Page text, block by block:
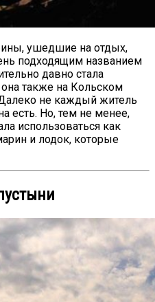
ушедшие на отдых,
подходящим названием
давно стала
она также на Кольском
не каждый житель
есть. Но, тем не менее,
использоваться как
и лодок, которые